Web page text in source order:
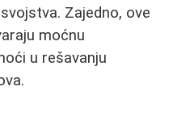
Zajedno, ove
moćnu
u rešavanju